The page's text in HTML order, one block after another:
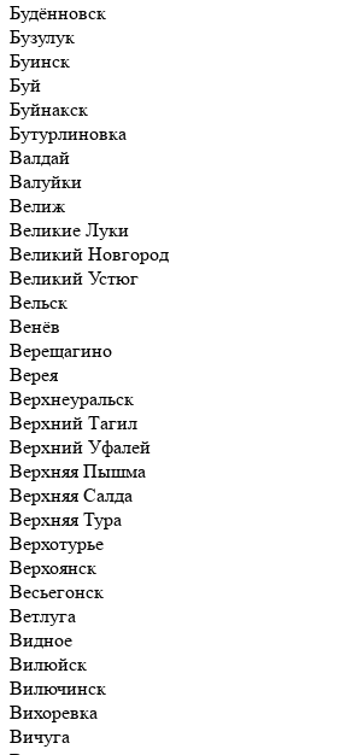
Будённовск
Бузулук
Буинск
Буй
Буйнакск
Бутурлиновка
Валдай
Валуйки
Велиж
Великие Луки
Великий Новгород
Великий Устюг
Вельск
Венёв
Верещагино
Верея
Верхнеуральск
Верхний Тагил
Верхний Уфалей
Верхняя Пышма
Верхняя Салда
Верхняя Тура
Верхотурье
Верхоянск
Весьегонск
Ветлуга
Видное
Вилюйск
Вилючинск
Вихоревка
Вичуга